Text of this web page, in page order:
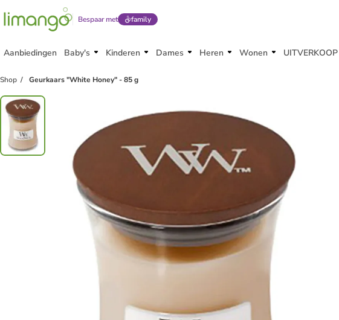
Bespaar met family
Aanbiedingen Baby's Kinderen Dames Heren Wonen UITVERKOOP
Shop Geurkaars "White Honey" - 85 g